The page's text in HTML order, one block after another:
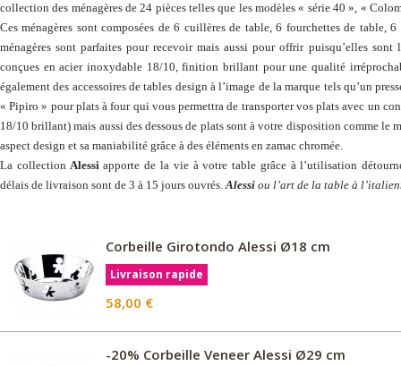
collection des ménagères de 24 pièces telles que les modèles « série 40 », «
Ces ménagères sont composées de 6 cuillères de table, 6 fourchettes de table,
ménagères sont parfaites pour recevoir mais aussi pour offrir puisqu’elles
conçues en acier inoxydable 18/10, finition brillant pour une qualité
également des accessoires de tables design à l’image de la marque tels qu’un
« Pipiro » pour plats à four qui vous permettra de transporter vos plats avec un
18/10 brillant) mais aussi des dessous de plats sont à votre disposition comme le
aspect design et sa maniabilité grâce à des éléments en zamac chromée.
La collection Alessiapporte de la vie à votre table grâce à l’utilisation
délais de livraison sont de 3 à 15 jours ouvrés.Alessi ou l’art de la table à
Corbeille Girotondo Alessi Ø18 cm
Livraison rapide
58,00 €
-20% Corbeille Veneer Alessi Ø29 cm